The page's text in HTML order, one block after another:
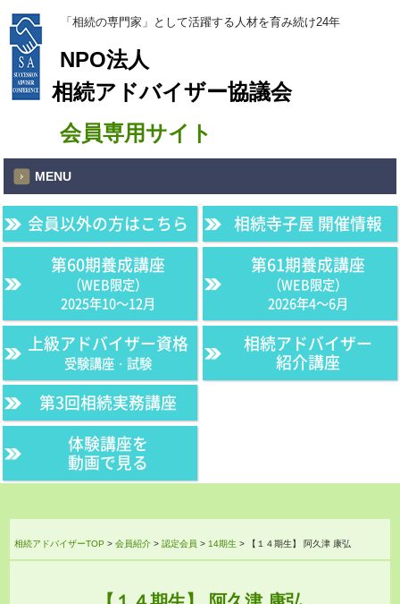
「相続の専門家」として活躍する人材を育み続け24年
NPO法人
相続アドバイザー協議会
会員専用サイト
MENU
会員以外の方はこちら
相続寺子屋 開催情報
第60期養成講座
（WEB限定）
2025年10〜12月
第61期養成講座
（WEB限定）
2026年4〜6月
上級アドバイザー資格
受験講座・試験
第3回相続実務講座
相続アドバイザー
紹介講座
体験講座を
動画で見る
相続アドバイザーTOP >会員紹介 >認定会員 > 14期生 > 【１４期生】 阿久津 康弘